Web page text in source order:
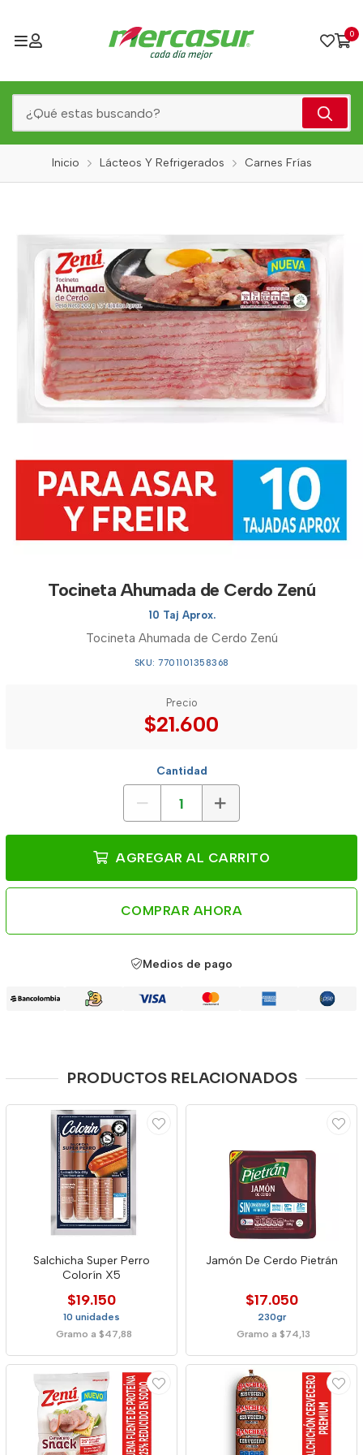
0
Inicio Lácteos Y Refrigerados Carnes Frías
Tocineta Ahumada de Cerdo Zenú
10 Taj Aprox.
Tocineta Ahumada de Cerdo Zenú
SKU: 7701101358368
Precio
$21.600
Cantidad
AGREGAR AL CARRITO
COMPRAR AHORA
Medios de pago
PRODUCTOS RELACIONADOS
Salchicha Super Perro
Colorín X5
$19.150
10 unidades
Gramo a $47,88
Jamón De Cerdo Pietrán
$17.050
230gr
Gramo a $74,13